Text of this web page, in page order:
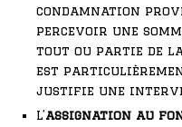
condamnation
percevoir une
tout ou partie de la
est
justifie une
L’assignation au